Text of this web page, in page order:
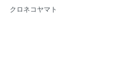
クロネコヤマト